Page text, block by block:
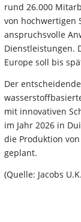
rund 26.000
von hochwertigen
anspruchsvolle
Dienstleistungen.
Europe soll bis
Der
mit innovativen
im Jahr 2026 in
die Produktion
geplant.
(Quelle: Jacobs